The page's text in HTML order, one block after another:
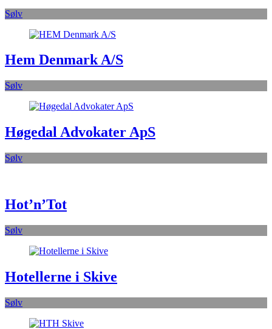
Sølv
Hem Denmark A/S
Sølv
Høgedal Advokater ApS
Sølv
Hot’n’Tot
Sølv
Hotellerne i Skive
Sølv